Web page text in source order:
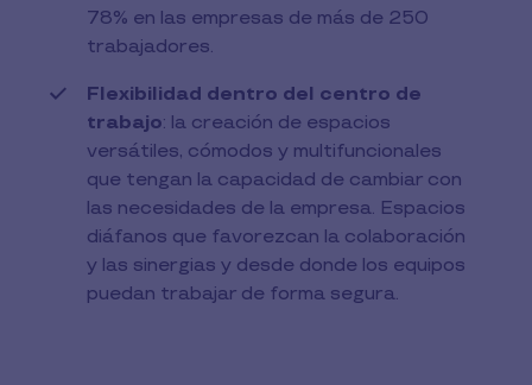
78% en las empresas de más de 250
trabajadores.
Flexibilidad dentro del centro de
trabajo: la creación de espacios
versátiles, cómodos y multifuncionales
que tengan la capacidad de cambiar con
las necesidades de la empresa. Espacios
diáfanos que favorezcan la colaboración
y las sinergias y desde donde los equipos
puedan trabajar de forma segura.